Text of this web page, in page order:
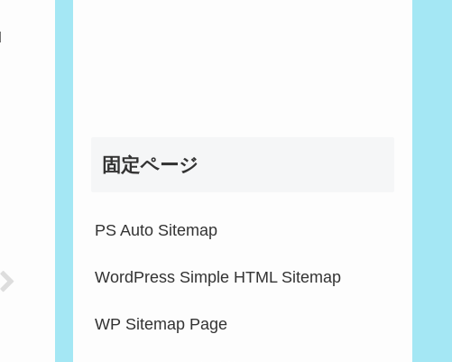
固定ページ
PS Auto Sitemap
WordPress Simple HTML Sitemap
WP Sitemap Page